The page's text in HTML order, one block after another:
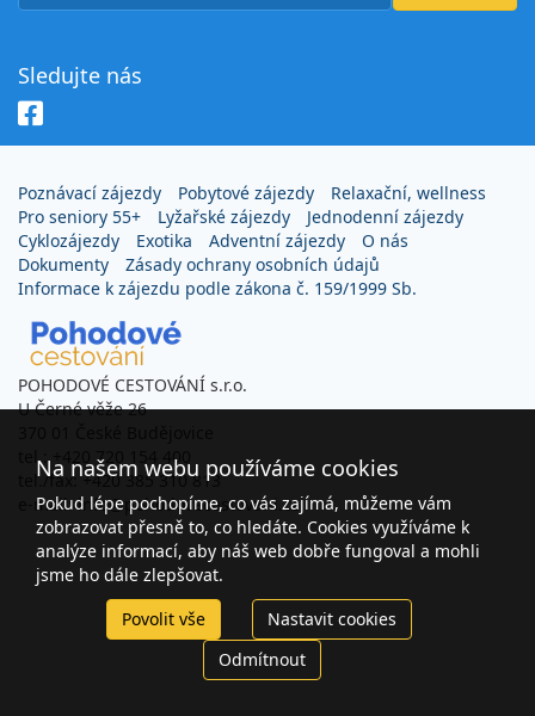
Sledujte nás
Poznávací zájezdy Pobytové zájezdy
Relaxační, wellness
Pro seniory 55+
Lyžařské zájezdy
Jednodenní zájezdy
Cyklozájezdy
Exotika Adventní zájezdy
O nás
Dokumenty
Zásady ochrany osobních údajů
Informace k zájezdu podle zákona č. 159/1999 Sb.
POHODOVÉ CESTOVÁNÍ s.r.o.
U Černé věže 26
tel.: +420 720 154 400
tel./fax: +420 385 310 813
e-mail: info@pohodovecestovani.cz
Na našem webu používáme cookies
Pokud lépe pochopíme, co vás zajímá, můžeme vám
zobrazovat přesně to, co hledáte. Cookies využíváme k
analýze informací, aby náš web dobře fungoval a mohli
jsme ho dále zlepšovat.
Povolit vše
Nastavit cookies
Odmítnout